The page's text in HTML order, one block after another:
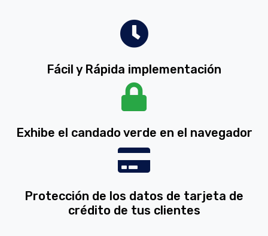
Fácil y Rápida implementación
Exhibe el candado verde en el navegador
Protección de los datos de tarjeta de
crédito de tus clientes